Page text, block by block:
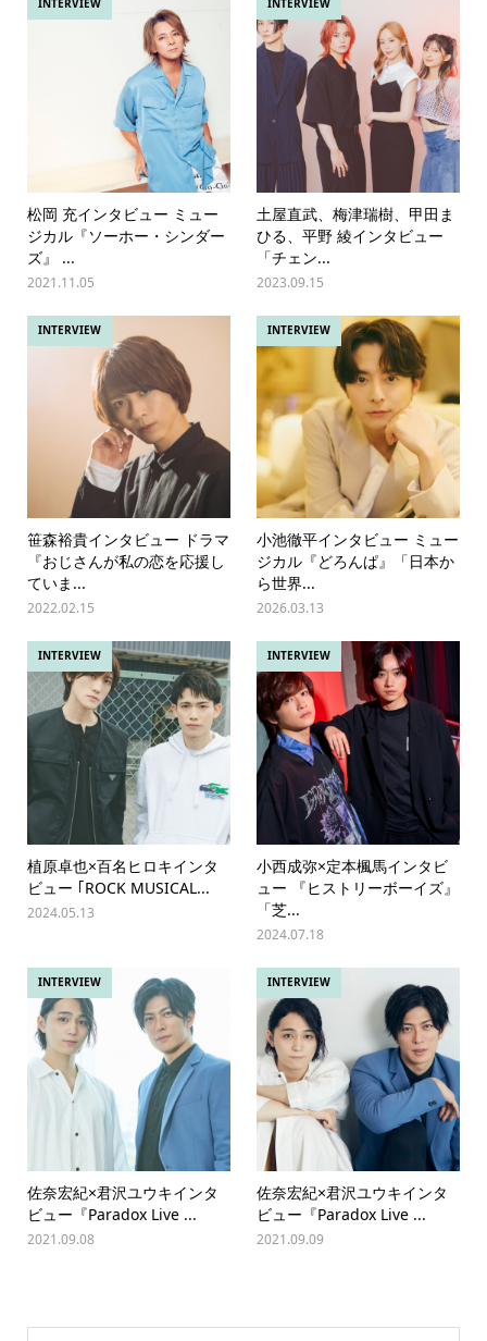
INTERVIEW
松岡 充インタビュー ミュー
ジカル『ソーホー・シンダー
ズ』 ...
2021.11.05
INTERVIEW
土屋直武、梅津瑞樹、甲田ま
ひる、平野 綾インタビュー
「チェン...
2023.09.15
INTERVIEW
笹森裕貴インタビュー ドラマ
『おじさんが私の恋を応援し
ていま...
2022.02.15
INTERVIEW
小池徹平インタビュー ミュー
ジカル『どろんぱ』「日本か
ら世界...
2026.03.13
INTERVIEW
植原卓也×百名ヒロキインタ
ビュー ｢ROCK MUSICAL...
2024.05.13
INTERVIEW
小西成弥×定本楓馬インタビ
ュー 『ヒストリーボーイズ』
「芝...
2024.07.18
INTERVIEW
佐奈宏紀×君沢ユウキインタ
ビュー『Paradox Live ...
2021.09.08
INTERVIEW
佐奈宏紀×君沢ユウキインタ
ビュー『Paradox Live ...
2021.09.09